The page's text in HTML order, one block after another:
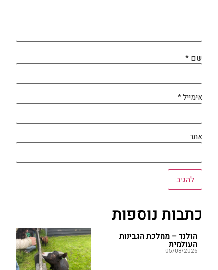
שם *
אימייל*
אתר
כתבות נוספות
הולנד – ממלכת הגבינות
העולמית
05/08/2026